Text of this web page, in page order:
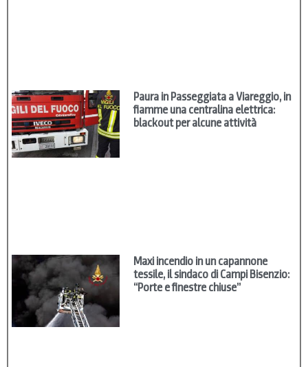
Paura in Passeggiata a Viareggio, in
fiamme una centralina elettrica:
blackout per alcune attività
Maxi incendio in un capannone
tessile, il sindaco di Campi Bisenzio:
“Porte e finestre chiuse”